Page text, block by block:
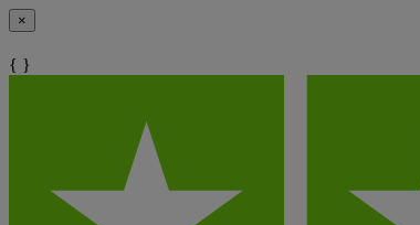
×
{ }